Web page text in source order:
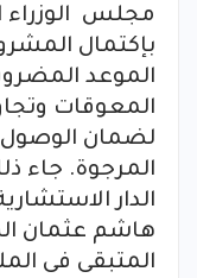
مجلس الوزراء
بإكتمال
الموعد
المعوقات
لضمان الوصول
المرجوة. جاء
الدار
هاشم عثمان
المتبقى فى